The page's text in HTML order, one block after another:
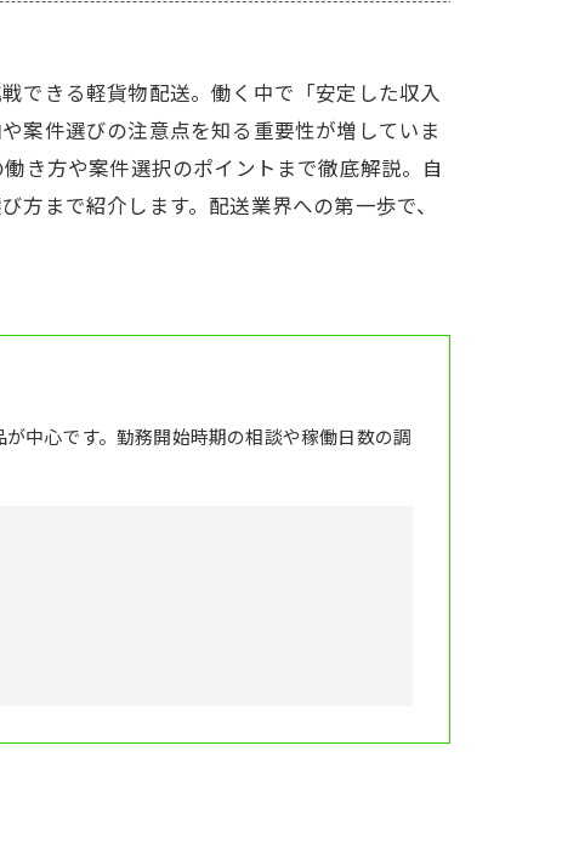
できる軽貨物配送。働く中で「安定した収入
案件選びの注意点を知る重要性が増していま
き方や案件選択のポイントまで徹底解説。自
まで紹介します。配送業界への第一歩で、
中心です。勤務開始時期の相談や稼働日数の調